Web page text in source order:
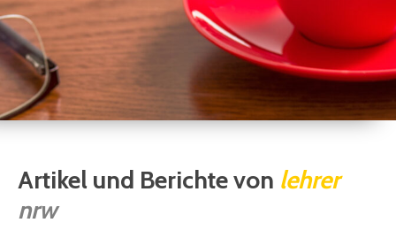
Artikel und Berichte von lehrer
nrw